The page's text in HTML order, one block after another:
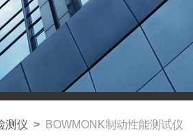
测仪 > BOWMONK制动性能测试仪